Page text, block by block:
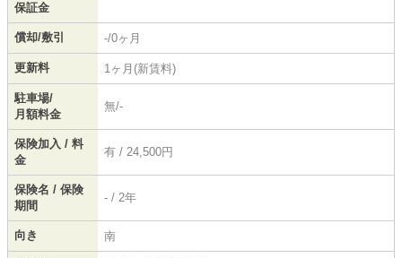
保証金
償却/敷引 -/0ヶ月
更新料 1ヶ月(新賃料)
駐車場/
月額料金
無/-
保険加入 / 料
金
有 / 24,500円
保険名 / 保険
期間
- / 2年
向き 南